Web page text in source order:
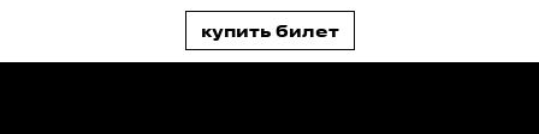
купить билет